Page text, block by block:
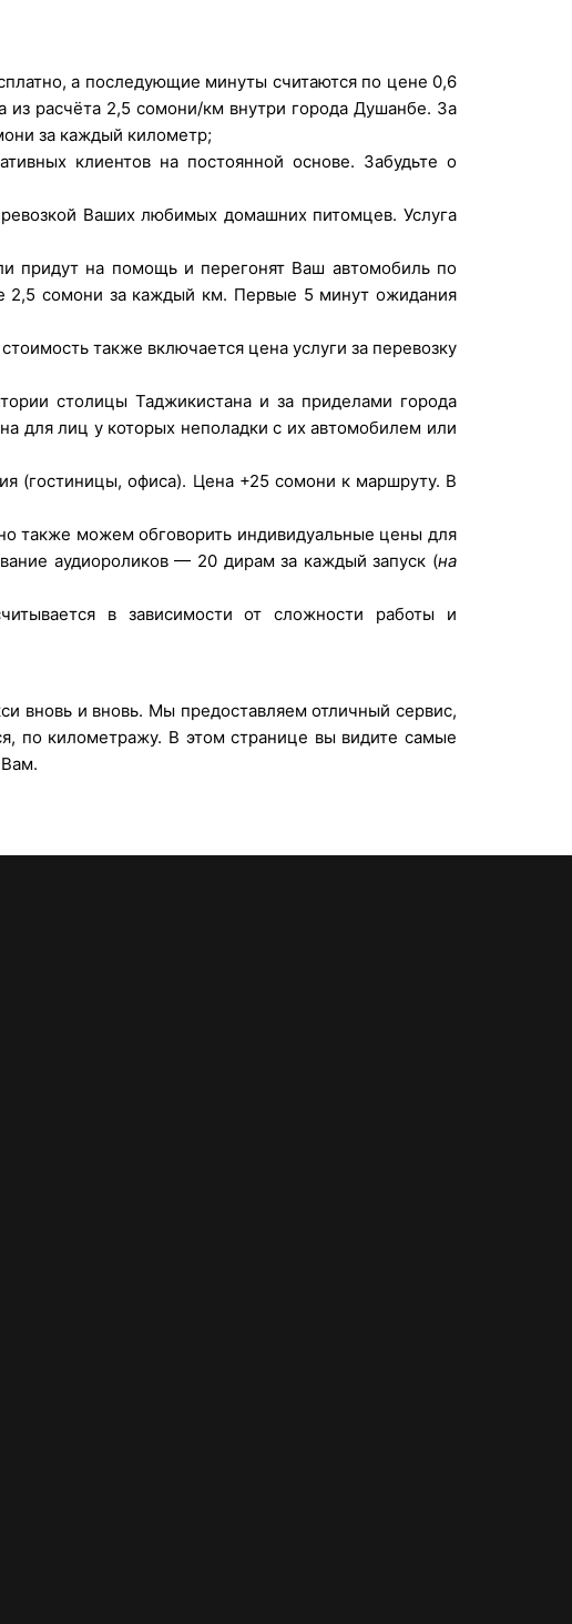
а последующие минуты считаются по цене 0,6
расчёта 2,5 сомони/км внутри города Душанбе. За
за каждый километр;
клиентов на постоянной основе. Забудьте о
Ваших любимых домашних питомцев. Услуга
придут на помощь и перегонят Ваш автомобиль по
2,5 сомони за каждый км. Первые 5 минут ожидания
также включается цена услуги за перевозку
столицы Таджикистана и за приделами города
для лиц у которых неполадки с их автомобилем или
(гостиницы, офиса). Цена +25 сомони к маршруту. В
также можем обговорить индивидуальные цены для
аудиороликов — 20 дирам за каждый запуск (на
в зависимости от сложности работы и
вновь и вновь. Мы предоставляем отличный сервис,
по километражу. В этом странице вы видите самые